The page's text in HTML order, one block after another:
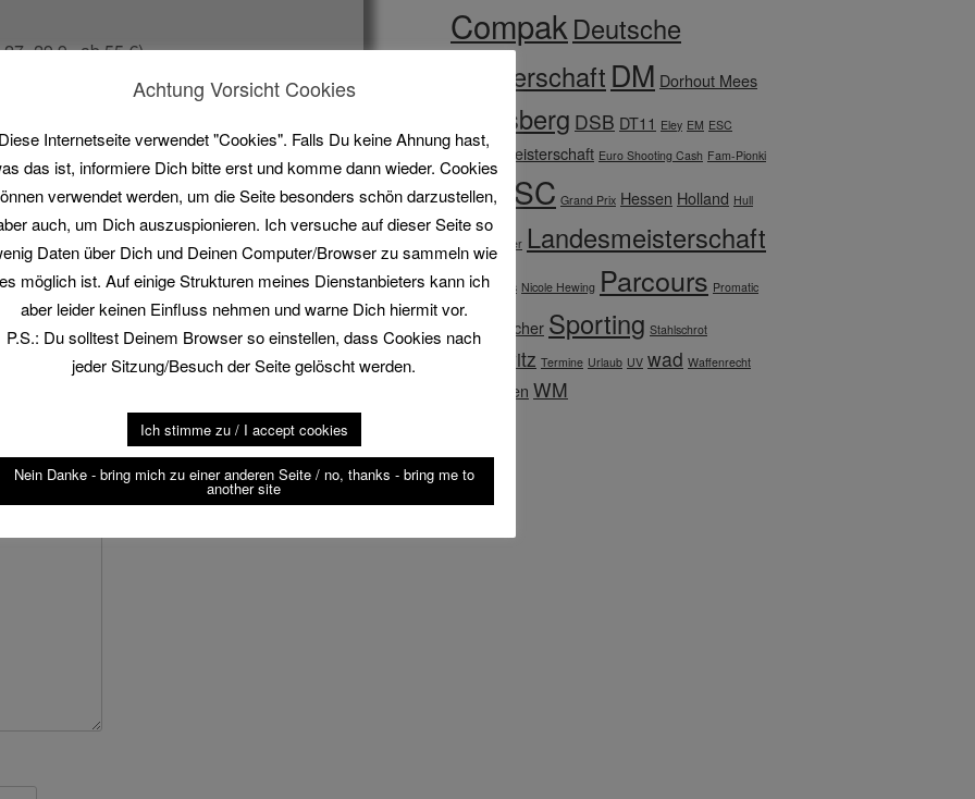
29.9., ab 55 €)
ab 130 €)
ab 130 €)
,universal-trap Markiert mit:2019,
DM, DSB,FITASC
Compak Deutsche
Meisterschaft DM Dorhout Mees
Dornsberg DSB DT11 Eley EM ESC
Europameisterschaft Euro Shooting Cash Fam-Pionki
FITASC Grand Prix Hessen Holland Hull
IWA Kalender Landesmeisterschaft
LM Lupus Nicole Hewing Parcours Promatic
Schrotbecher Sporting Stahlschrot
Sörnewitz Termine Urlaub UV wad Waffenrecht
Wiesbaden WM
Achtung Vorsicht Cookies
Diese Internetseite verwendet "Cookies". Falls Du keine Ahnung hast,
das ist, informiere Dich bitte erst und komme dann wieder. Cookies
verwendet werden, um die Seite besonders schön darzustellen,
auch, um Dich auszuspionieren. Ich versuche auf dieser Seite so
Daten über Dich und Deinen Computer/Browser zu sammeln wie
es möglich ist. Auf einige Strukturen meines Dienstanbieters kann ich
aber leider keinen Einfluss nehmen und warne Dich hiermit vor.
P.S.: Du solltest Deinem Browser so einstellen, dass Cookies nach
jeder Sitzung/Besuch der Seite gelöscht werden.
Ich stimme zu / I accept cookies
Nein Danke - bring mich zu einer anderen Seite / no, thanks - bring me to
another site